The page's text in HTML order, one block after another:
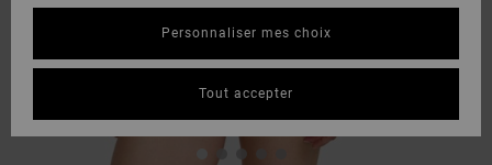
Personnaliser mes choix
Tout accepter